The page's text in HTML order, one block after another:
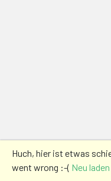
Huch, hier ist etwas
went wrong :-( Neu